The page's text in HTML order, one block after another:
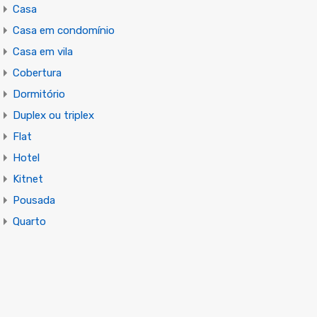
Casa
Casa em condomínio
Casa em vila
Cobertura
Dormitório
Duplex ou triplex
Flat
Hotel
Kitnet
Pousada
Quarto